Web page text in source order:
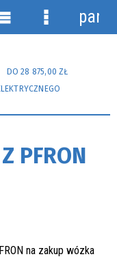
DO 28 875,00 ZŁ
PFRON
Menu
panel